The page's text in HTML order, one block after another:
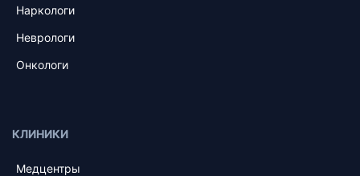
Наркологи
Неврологи
Онкологи
КЛИНИКИ
Медцентры